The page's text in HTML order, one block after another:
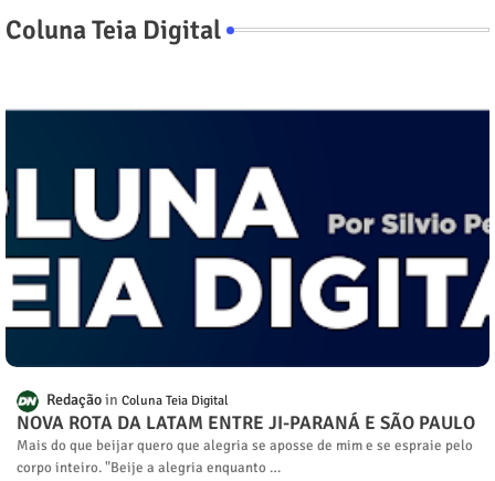
Coluna Teia Digital
Redação Coluna Teia Digital
NOVA ROTA DA LATAM ENTRE JI-PARANÁ E SÃO PAULO
Mais do que beijar quero que alegria se aposse de mim e se espraie pelo
corpo inteiro. "Beije a alegria enquanto …